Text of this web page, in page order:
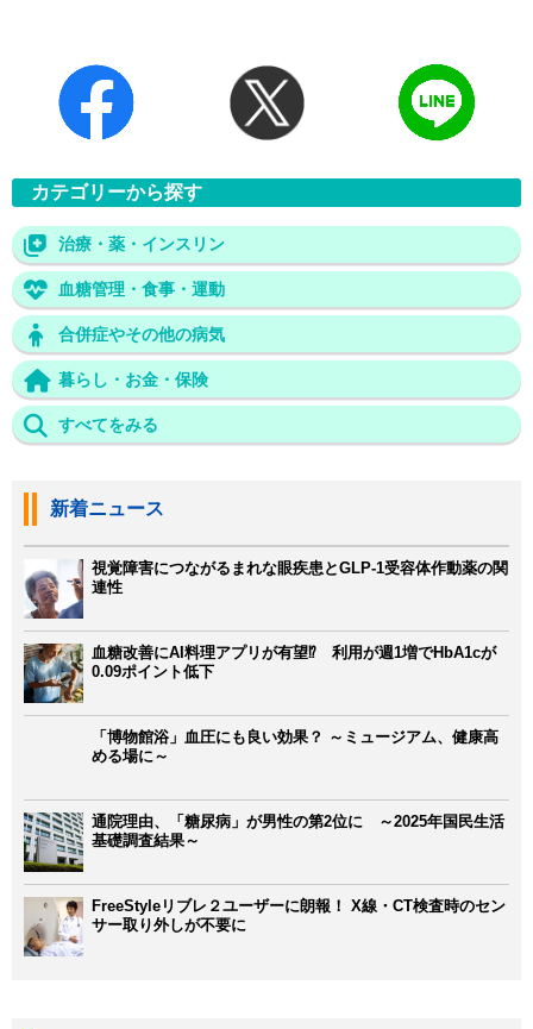
カテゴリーから探す
治療・薬・インスリン
血糖管理・食事・運動
合併症やその他の病気
暮らし・お金・保険
すべてをみる
新着ニュース
視覚障害につながるまれな眼疾患とGLP-1受容体作動薬の関
連性
血糖改善にAI料理アプリが有望⁉ 利用が週1増でHbA1cが
0.09ポイント低下
「博物館浴」血圧にも良い効果？ ～ミュージアム、健康高
める場に～
通院理由、「糖尿病」が男性の第2位に ～2025年国民生活
基礎調査結果～
FreeStyleリブレ２ユーザーに朗報！ X線・CT検査時のセン
サー取り外しが不要に